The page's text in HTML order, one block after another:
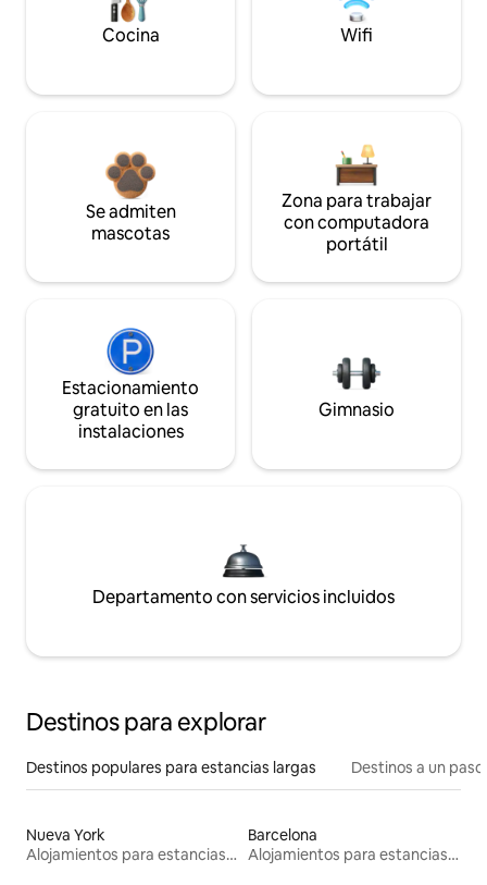
Cocina Wifi
Se admiten
mascotas
Zona para trabajar
con computadora
portátil
Estacionamiento
gratuito en las
instalaciones
Gimnasio
Departamento con servicios incluidos
Destinos para explorar
Destinos populares para estancias largas Destinos a un
Nueva York
Alojamientos para estancias largas
Barcelona
Alojamientos para estancias largas